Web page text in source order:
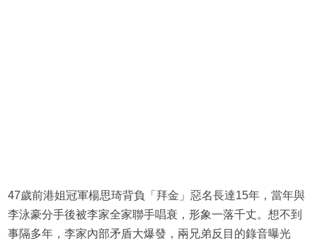
47歲前港姐冠軍楊思琦背負「拜金」惡名長達15年，當年與
李泳豪分手後被李家全家聯手唱衰，形象一落千丈。想不到
事隔多年，李家內部矛盾大爆發，兩兄弟反目的錄音曝光